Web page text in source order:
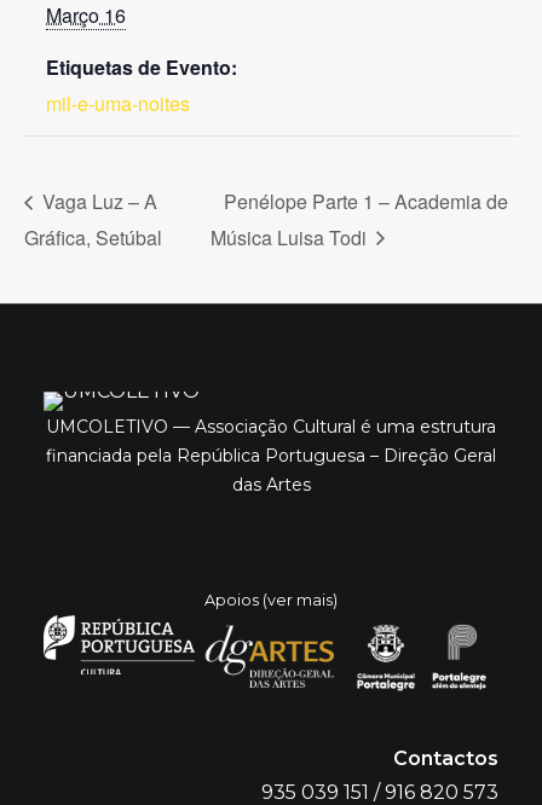
Março 16
Etiquetas de Evento:
mil-e-uma-noites
Vaga Luz – A
Gráfica, Setúbal
Penélope Parte 1 – Academia de
Música Luisa Todi
UMCOLETIVO — Associação Cultural é uma estrutura
financiada pela República Portuguesa – Direção Geral
das Artes
Apoios (ver mais)
Contactos
935 039 151 / 916 820 573